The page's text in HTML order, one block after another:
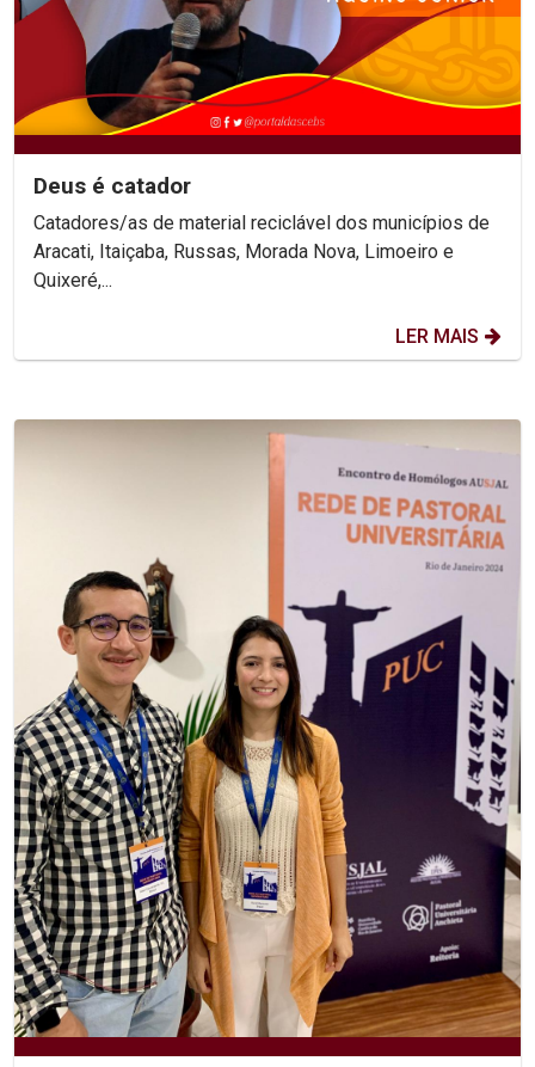
Deus é catador
Catadores/as de material reciclável dos municípios de
Aracati, Itaiçaba, Russas, Morada Nova, Limoeiro e
Quixeré,...
LER MAIS